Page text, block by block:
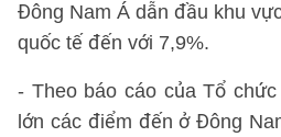
Đông Nam Á dẫn đầu khu
quốc tế đến với 7,9%.
- Theo báo cáo của Tổ
lớn các điểm đến ở Đông